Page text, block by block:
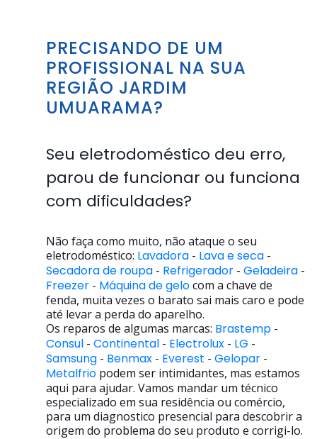
PRECISANDO DE UM
PROFISSIONAL NA SUA
REGIÃO JARDIM
UMUARAMA?
Seu eletrodoméstico deu erro,
parou de funcionar ou funciona
com dificuldades?
Não faça como muito, não ataque o seu
eletrodoméstico: Lavadora - Lava e seca -
Secadora de roupa - Refrigerador - Geladeira -
Freezer - Máquina de gelocom a chave de
fenda, muita vezes o barato sai mais caro e pode
até levar a perda do aparelho.
Os reparos de algumas marcas: Brastemp -
Consul - Continental - Electrolux - LG -
Samsung - Benmax - Everest - Gelopar -
Metalfrio podem ser intimidantes, mas estamos
aqui para ajudar. Vamos mandar um técnico
especializado em sua residência ou comércio,
para um diagnostico presencial para descobrir a
origem do problema do seu produto e corrigi-lo.